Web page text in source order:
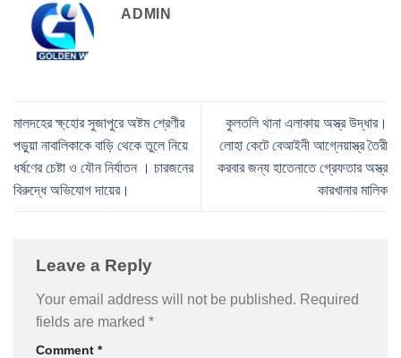
ADMIN
মালদহের ক্ষ্হোর সুজাপুরে অষ্টম শ্রেণীর
পড়ুয়া নাবালিকাকে বাড়ি থেকে তুলে নিয়ে
ধর্ষণের চেষ্টা ও যৌন নির্যাতন । চারজনের
বিরুদ্ধে অভিযোগ দায়ের।
কুলতলি থানা এলাকায় অস্ত্র উদ্ধার।
লোহা কেটে বেআইনী আগ্নেয়াস্ত্র তৈরী
করবার জন্য হাতেনাতে গ্রেফতার অস্ত্র
কারখানার মালিক
Leave a Reply
Your email address will not be published. Required
fields are marked *
Comment *